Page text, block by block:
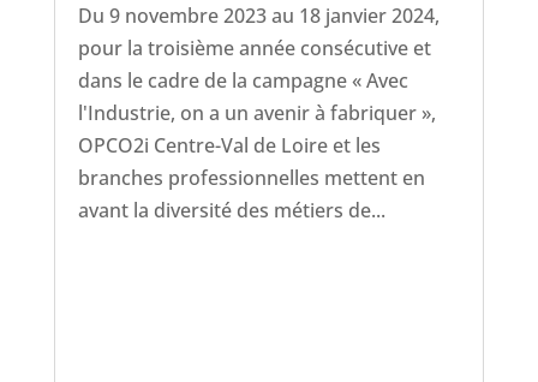
Du 9 novembre 2023 au 18 janvier 2024,
pour la troisième année consécutive et
dans le cadre de la campagne « Avec
l'Industrie, on a un avenir à fabriquer »,
OPCO2i Centre-Val de Loire et les
branches professionnelles mettent en
avant la diversité des métiers de...